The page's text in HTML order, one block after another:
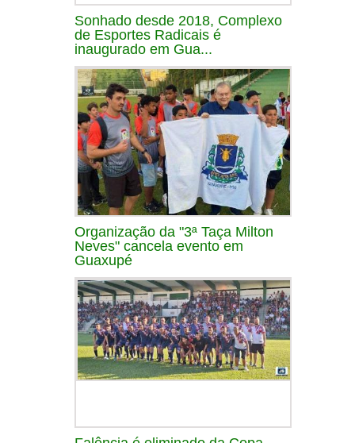
Sonhado desde 2018, Complexo
de Esportes Radicais é
inaugurado em Gua...
Organização da "3ª Taça Milton
Neves" cancela evento em
Guaxupé